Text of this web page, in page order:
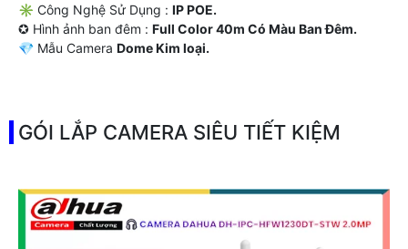
✳️ Công Nghệ Sử Dụng : IP POE.
✪ Hình ảnh ban đêm : Full Color 40m Có Màu Ban Ðêm.
💎 Mẫu Camera Dome Kim loại.
GÓI LẮP CAMERA SIÊU TIẾT KIỆM